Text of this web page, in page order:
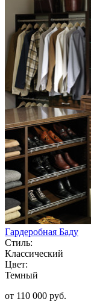
Гардеробная Баду
Стиль:
Классический
Цвет:
Темный
от 110 000 руб.